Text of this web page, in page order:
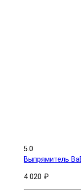
5.0
Выпрямитель
4 020 ₽